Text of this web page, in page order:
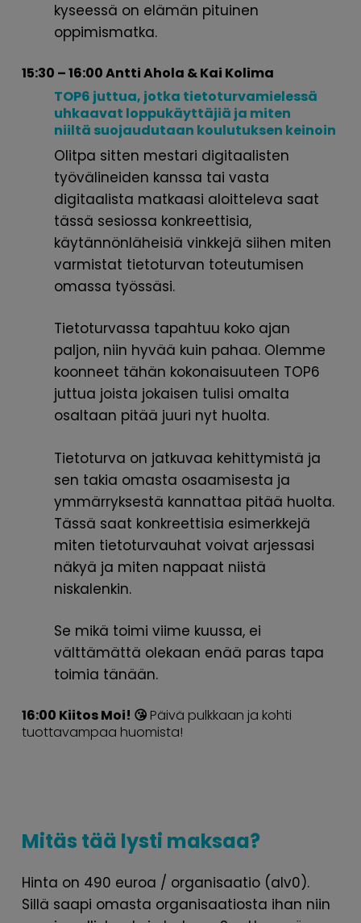
kyseessä on elämän pituinen
oppimismatka.
15:30 – 16:00 Antti Ahola & Kai Kolima
TOP6 juttua, jotka tietoturvamielessä
uhkaavat loppukäyttäjiä ja miten
niiltä suojaudutaan koulutuksen keinoin
Olitpa sitten mestari digitaalisten
työvälineiden kanssa tai vasta
digitaalista matkaasi aloitteleva saat
tässä sesiossa konkreettisia,
käytännönläheisiä vinkkejä siihen miten
varmistat tietoturvan toteutumisen
omassa työssäsi.
Tietoturvassa tapahtuu koko ajan
paljon, niin hyvää kuin pahaa. Olemme
koonneet tähän kokonaisuuteen TOP6
juttua joista jokaisen tulisi omalta
osaltaan pitää juuri nyt huolta.
Tietoturva on jatkuvaa kehittymistä ja
sen takia omasta osaamisesta ja
ymmärryksestä kannattaa pitää huolta.
Tässä saat konkreettisia esimerkkejä
miten tietoturvauhat voivat arjessasi
näkyä ja miten nappaat niistä
niskalenkin.
Se mikä toimi viime kuussa, ei
välttämättä olekaan enää paras tapa
toimia tänään.
16:00 Kiitos Moi! 😘 Päivä pulkkaan ja kohti
tuottavampaa huomista!
Mitäs tää lysti maksaa?
Hinta on 490 euroa / organisaatio (alv0).
Sillä saapi omasta organisaatiosta ihan niin